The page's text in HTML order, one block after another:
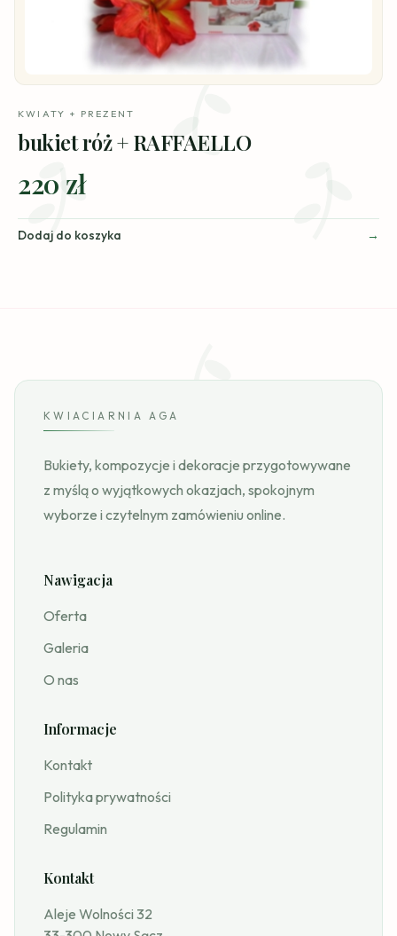
KWIATY + PREZENT
bukiet róż + RAFFAELLO
220 zł
Dodaj do koszyka
KWIACIARNIA AGA
Bukiety, kompozycje i dekoracje przygotowywane
z myślą o wyjątkowych okazjach, spokojnym
wyborze i czytelnym zamówieniu online.
Nawigacja
Oferta
Galeria
O nas
Informacje
Kontakt
Polityka prywatności
Regulamin
Kontakt
Aleje Wolności 32